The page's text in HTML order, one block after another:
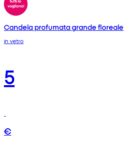
Candela profumata grande floreale
in vetro
5
€